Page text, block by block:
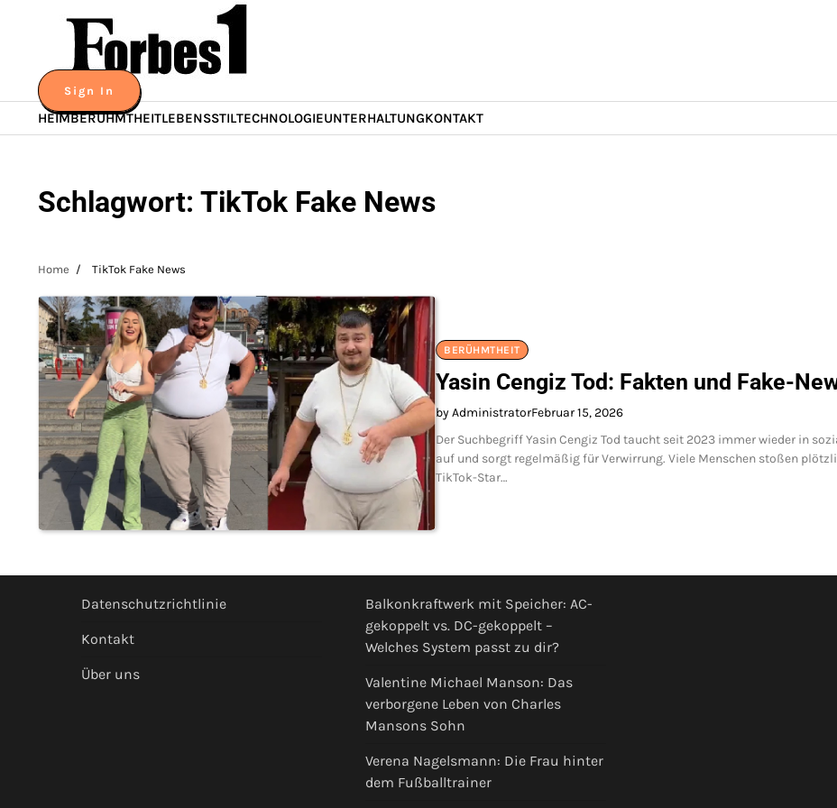
Sign In
HEIMBERÜHMTHEITLEBENSSTILTECHNOLOGIEUNTERHALTUNGKONTAKT
Schlagwort: TikTok Fake News
Home TikTok Fake News
BERÜHMTHEIT
Yasin Cengiz Tod: Fakten und Fake-
by AdministratorFebruar 15, 2026
Der Suchbegriff Yasin Cengiz Tod taucht seit 2023 immer wieder in
auf und sorgt regelmäßig für Verwirrung. Viele Menschen stoßen
TikTok-Star…
Datenschutzrichtlinie
Kontakt
Über uns
Balkonkraftwerk mit Speicher: AC-
gekoppelt vs. DC-gekoppelt –
Welches System passt zu dir?
Valentine Michael Manson: Das
verborgene Leben von Charles
Mansons Sohn
Verena Nagelsmann: Die Frau hinter
dem Fußballtrainer